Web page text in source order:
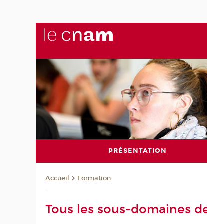
PRÉSENTATION
Accueil Formation
Tous les sous-domaines